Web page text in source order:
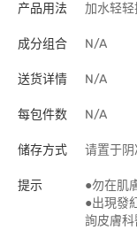
产品用法 加水轻轻
成分组合 N/A
送货详情 N/A
每包件数 N/A
储存方式 请置于阴
提示
●勿在肌
●出現發
詢皮膚科